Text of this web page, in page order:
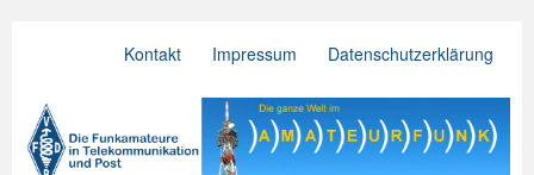
Kontakt Impressum Datenschutzerklärung
VFDB e.V.